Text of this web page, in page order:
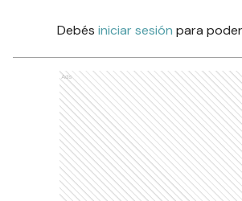
Debés iniciar sesión para
Ads